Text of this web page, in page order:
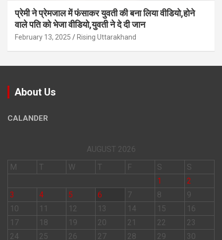
प्रेमी ने प्रेमजाल में फंसाकर युवती की बना लिया वीडियो,होने
वाले पत‍ि को भेजा वीड‍ियो,युवती ने दे दी जान
February 13, 2025 Rising Uttarakhand
About Us
CALANDER
AUGUST 2026
M
T W T F S
S
1
2
3
4 5 6 7 8
9
10
11 12 13 14 15
16
17
18 19 20 21 22
23
24
25 26 27 28 29 30